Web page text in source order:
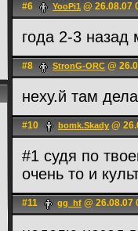
#6 YooPi1 @ 26.08.07
года 2-3
#8 StronG-ORC @
неху.й там
#10 bomk.Skady @
#1 судя по
очень то и
#11 gg_hf @ 26.08.07